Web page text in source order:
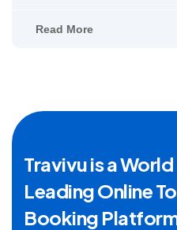
Read More
Travivu is a World
Leading Online
Booking